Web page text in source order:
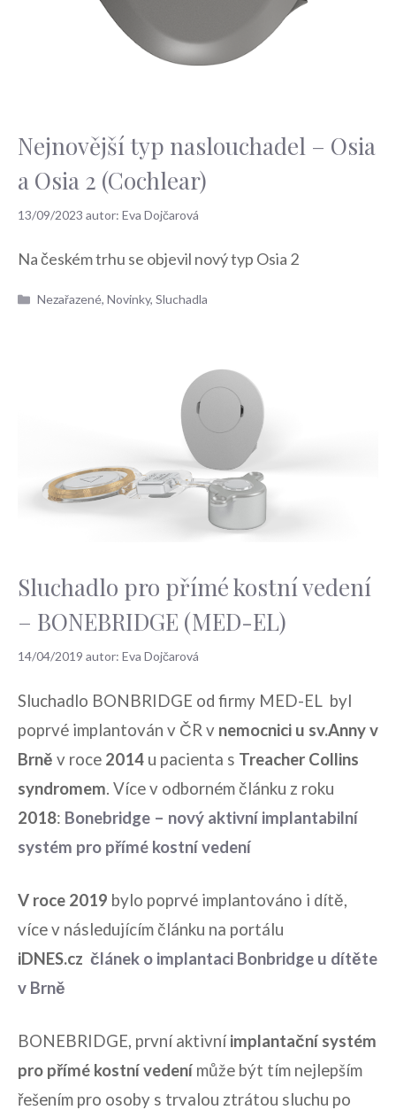
Nejnovější typ naslouchadel – Osia
a Osia 2 (Cochlear)
13/09/2023 autor: Eva Dojčarová
Na českém trhu se objevil nový typ Osia 2
Rubriky
Nezařazené,Novinky,Sluchadla
Sluchadlo pro přímé kostní vedení
– BONEBRIDGE (MED-EL)
14/04/2019 autor: Eva Dojčarová
Sluchadlo BONBRIDGE od firmy MED-EL byl
poprvé implantován v ČR v nemocnici u sv.Anny v
Brně v roce 2014 u pacienta s Treacher Collins
syndromem. Více v odborném článku z roku
2018: Bonebridge – nový aktivní implantabilní
systém pro přímé kostní vedení
V roce 2019 bylo poprvé implantováno i dítě,
více v následujícím článku na portálu
iDNES.cz článek o implantaci Bonbridge u dítěte
v Brně
BONEBRIDGE, první aktivníimplantační systém
pro přímé kostní vedení může být tím nejlepším
řešením pro osoby s trvalou ztrátou sluchu po